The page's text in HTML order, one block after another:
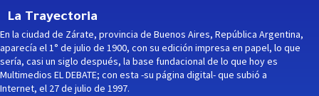
La Trayectoria
En la ciudad de Zárate, provincia de Buenos Aires, República Argentina,
aparecía el 1° de julio de 1900, con su edición impresa en papel, lo que
sería, casi un siglo después, la base fundacional de lo que hoy es
Multimedios EL DEBATE; con esta -su página digital- que subió a
Internet, el 27 de julio de 1997.